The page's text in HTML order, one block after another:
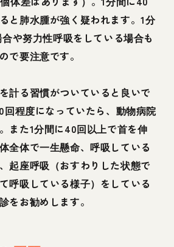
と肺水腫が強く疑われます。1分
や努力性呼吸をしている場合も
で要注意です。
計る習慣がついていると良いで
回程度になっていたら、動物病院
また1分間に40回以上で首を伸
全体で一生懸命、呼吸している
起座呼吸（おすわりした状態で
呼吸している様子）をしている
をお勧めします。